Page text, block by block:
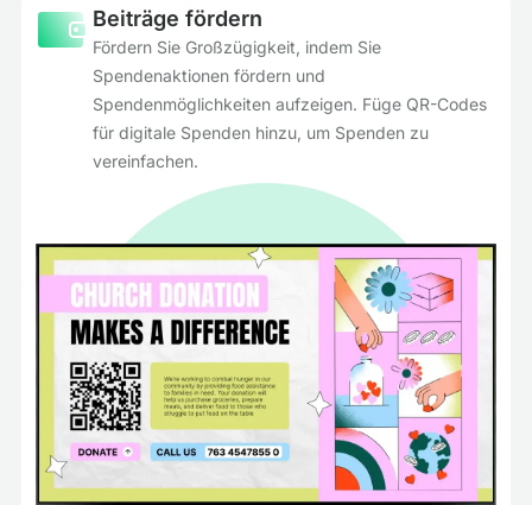
Beiträge fördern
Fördern Sie Großzügigkeit, indem Sie
Spendenaktionen fördern und
Spendenmöglichkeiten aufzeigen. Füge QR-Codes
für digitale Spenden hinzu, um Spenden zu
vereinfachen.